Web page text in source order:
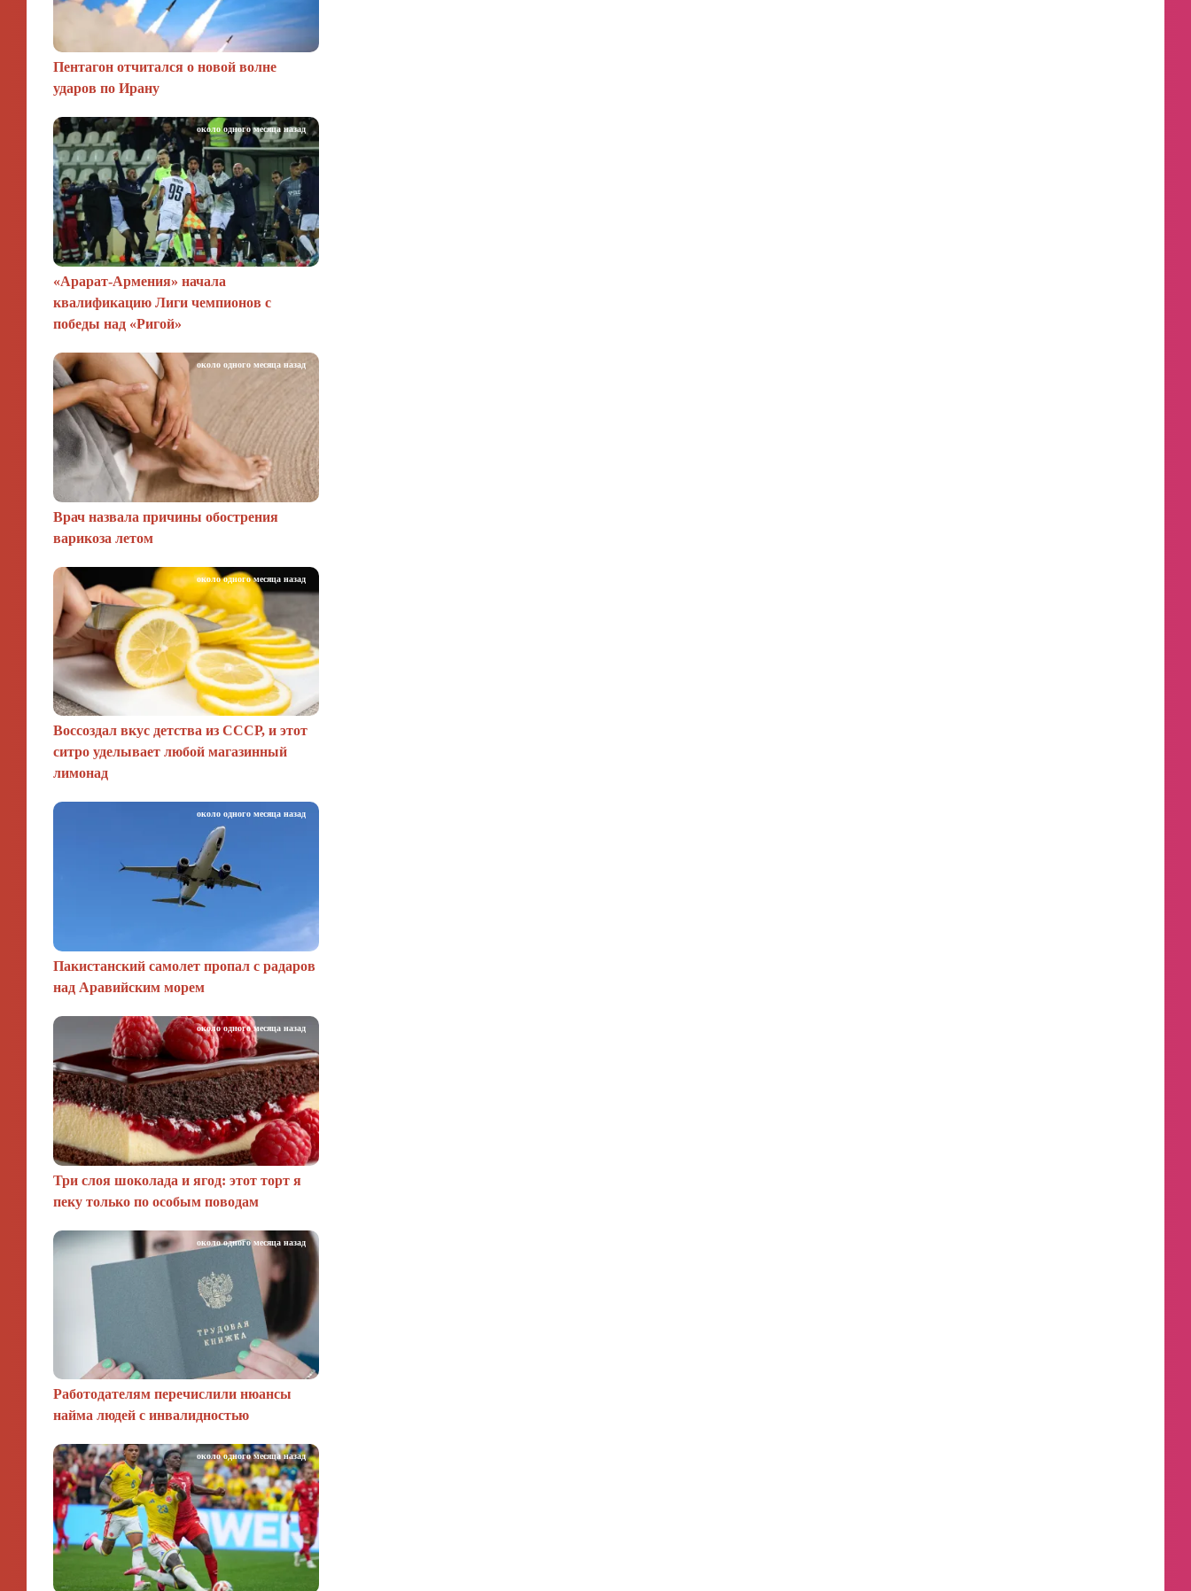
Пентагон отчитался о новой волне
ударов по Ирану
«Арарат‑Армения» начала
квалификацию Лиги чемпионов с
победы над «Ригой»
около одного месяца назад
Врач назвала причины обострения
варикоза летом
около одного месяца назад
Воссоздал вкус детства из СССР, и этот
ситро уделывает любой магазинный
лимонад
около одного месяца назад
Пакистанский самолет пропал с радаров
над Аравийским морем
около одного месяца назад
Три слоя шоколада и ягод: этот торт я
пеку только по особым поводам
около одного месяца назад
Работодателям перечислили нюансы
найма людей с инвалидностью
около одного месяца назад
около одного месяца назад